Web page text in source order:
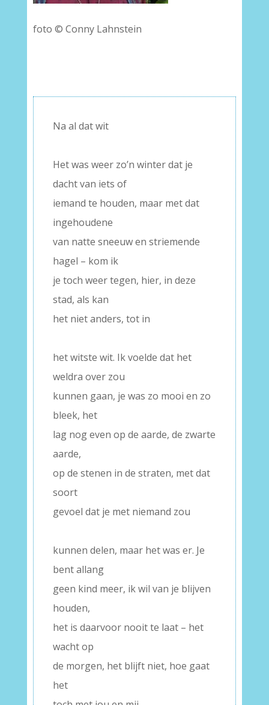
foto © Conny Lahnstein
Na al dat wit
Het was weer zo’n winter dat je
dacht van iets of
iemand te houden, maar met dat
ingehoudene
van natte sneeuw en striemende
hagel – kom ik
je toch weer tegen, hier, in deze
stad, als kan
het niet anders, tot in
het witste wit. Ik voelde dat het
weldra over zou
kunnen gaan, je was zo mooi en zo
bleek, het
lag nog even op de aarde, de zwarte
aarde,
op de stenen in de straten, met dat
soort
gevoel dat je met niemand zou
kunnen delen, maar het was er. Je
bent allang
geen kind meer, ik wil van je blijven
houden,
het is daarvoor nooit te laat – het
wacht op
de morgen, het blijft niet, hoe gaat
het